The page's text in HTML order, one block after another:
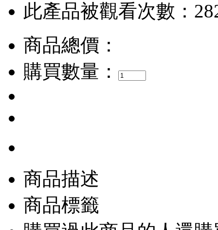
此產品被觀看次數：
商品總價：
購買數量：
商品描述
商品標籤